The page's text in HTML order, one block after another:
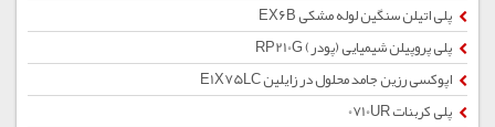
پلی اتیلن سنگین لوله مشکی EX6B
پلی پروپیلن شیمیایی (پودر) RP210G
اپوکسی رزین جامد محلول در زایلین E1X75LC
پلی کربنات 0710UR